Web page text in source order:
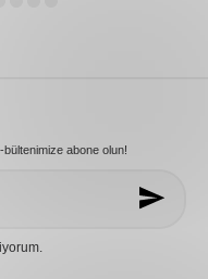
abone olun!